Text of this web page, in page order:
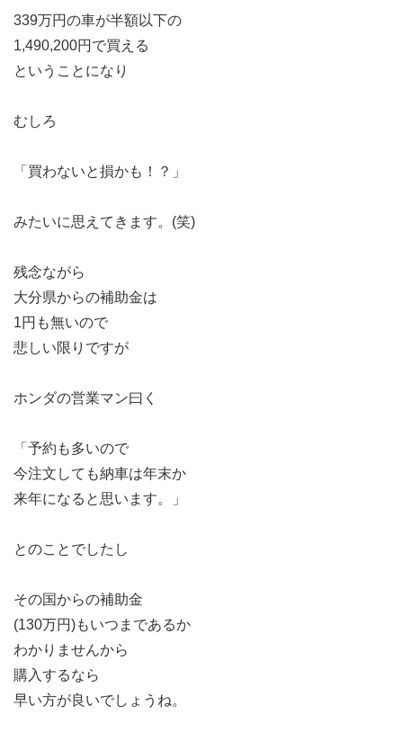
339万円の車が半額以下の
1,490,200円で買える
ということになり
むしろ
「買わないと損かも！？」
みたいに思えてきます。(笑)
残念ながら
大分県からの補助金は
1円も無いので
悲しい限りですが
ホンダの営業マン曰く
「予約も多いので
今注文しても納車は年末か
来年になると思います。」
とのことでしたし
その国からの補助金
(130万円)もいつまであるか
わかりませんから
購入するなら
早い方が良いでしょうね。